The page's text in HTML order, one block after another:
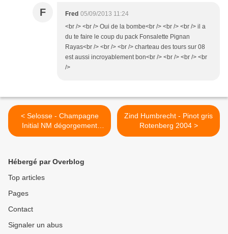
F Fred 05/09/2013 11:24
<br /> <br /> Oui de la bombe<br /> <br /> <br /> il a
du te faire le coup du pack Fonsalette Pignan
Rayas<br /> <br /> <br /> charteau des tours sur 08
est aussi incroyablement bon<br /> <br /> <br /> <br
/>
< Selosse - Champagne
Initial NM dégorgement
2008
Zind Humbrecht - Pinot gris
Rotenberg 2004 >
Hébergé par Overblog
Top articles
Pages
Contact
Signaler un abus